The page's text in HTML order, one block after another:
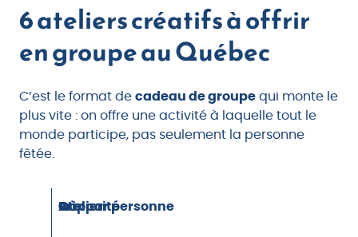
6 ateliers créatifs à offrir
en groupe au Québec
C’est le format de cadeau de groupe qui monte le
plus vite : on offre une activité à laquelle tout le
monde participe, pas seulement la personne
fêtée.
Atelier
Prix par personne
Capacité
Où